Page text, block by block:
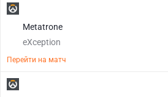
Metatrone
eXception
Перейти на матч